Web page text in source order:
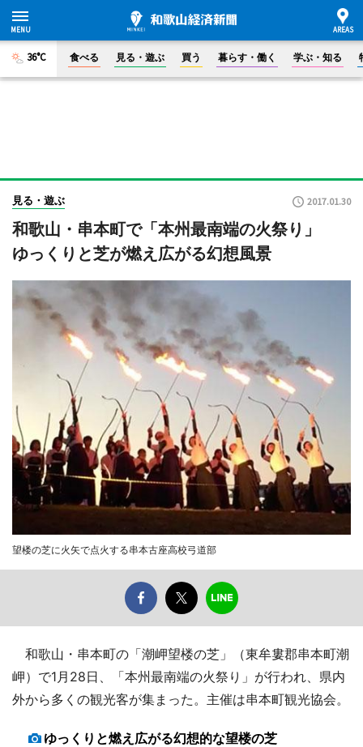
36°C 食べる 見る・遊ぶ 買う 暮らす・働く 学ぶ・知る
見る・遊ぶ 2017.01.30
和歌山・串本町で「本州最南端の火祭り」
ゆっくりと芝が燃え広がる幻想風景
望楼の芝に火矢で点火する串本古座高校弓道部
和歌山・串本町の「潮岬望楼の芝」（東牟婁郡串本町潮
岬）で1月28日、「本州最南端の火祭り」が行われ、県内
外から多くの観光客が集まった。主催は串本町観光協会。
ゆっくりと燃え広がる幻想的な望楼の芝